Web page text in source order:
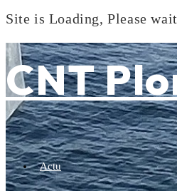
Site is Loading, Please
to
content
CNT
Actu